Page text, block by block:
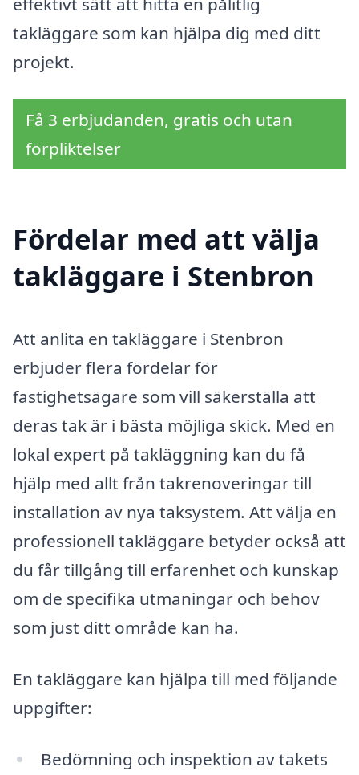
takläggare som kan hjälpa dig med ditt
projekt.
Få 3 erbjudanden, gratis och utan
förpliktelser
Fördelar med att välja
takläggare i Stenbron
Att anlita en takläggare i Stenbron
erbjuder flera fördelar för
fastighetsägare som vill säkerställa att
deras tak är i bästa möjliga skick. Med en
lokal expert på takläggning kan du få
hjälp med allt från takrenoveringar till
installation av nya taksystem. Att välja en
professionell takläggare betyder också att
du får tillgång till erfarenhet och kunskap
om de specifika utmaningar och behov
som just ditt område kan ha.
En takläggare kan hjälpa till med följande
uppgifter:
Bedömning och inspektion av takets